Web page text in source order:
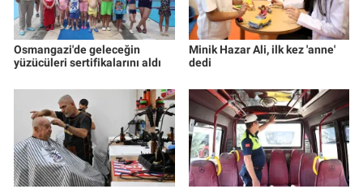
Osmangazi'de geleceğin
yüzücüleri sertifikalarını aldı
Minik Hazar Ali, ilk kez 'anne'
dedi